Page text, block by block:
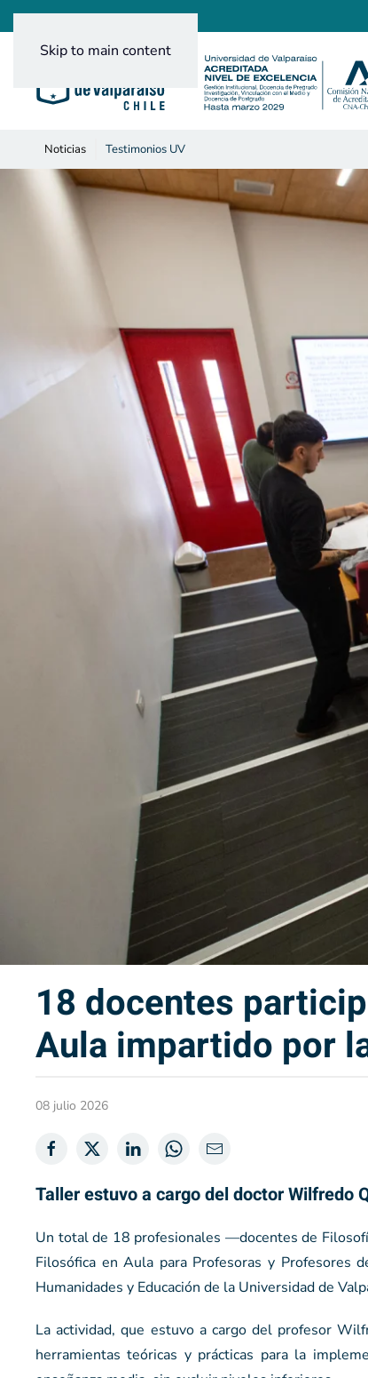
Skip to main content
Noticias Testimonios UV
18 docentes
Aula impartido por
08 julio 2026
Taller estuvo a cargo del doctor Wilfredo
Un total de 18 profesionales —docentes de
Filosófica en Aula para Profesoras y
Humanidades y Educación de la Universidad de
La actividad, que estuvo a cargo del profesor
herramientas teóricas y prácticas para la